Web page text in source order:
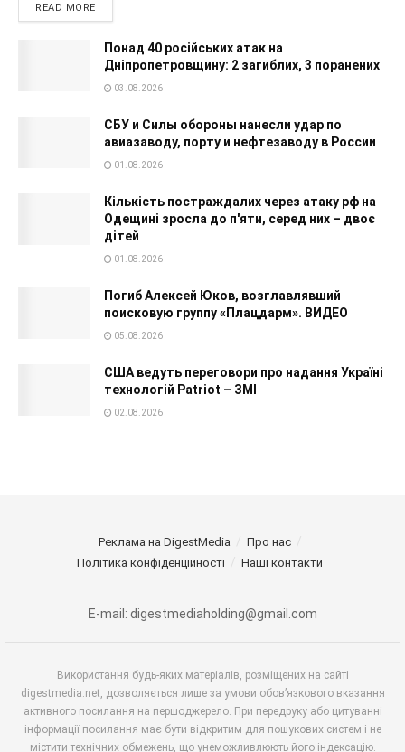
READ MORE
Понад 40 російських атак на
Дніпропетровщину: 2 загиблих, 3 поранених
03.08.2026
СБУ и Силы обороны нанесли удар по
авиазаводу, порту и нефтезаводу в России
01.08.2026
Кількість постраждалих через атаку рф на
Одещині зросла до п'яти, серед них – двоє
дітей
01.08.2026
Погиб Алексей Юков, возглавлявший
поисковую группу «Плацдарм». ВИДЕО
05.08.2026
США ведуть переговори про надання Україні
технологій Patriot – ЗМІ
02.08.2026
Реклама на DigestMedia
Про нас
Політика конфіденційності
Наші контакти
E-mail: digestmediaholding@gmail.com
Використання будь-яких матеріалів, розміщених на сайті
digestmedia.net, дозволяється лише за умови обов’язкового вказання
активного посилання на першоджерело. При передруку або цитуванні
інформації посилання має бути відкритим для пошукових систем і не
містити технічних обмежень, що унеможливлюють його індексацію.